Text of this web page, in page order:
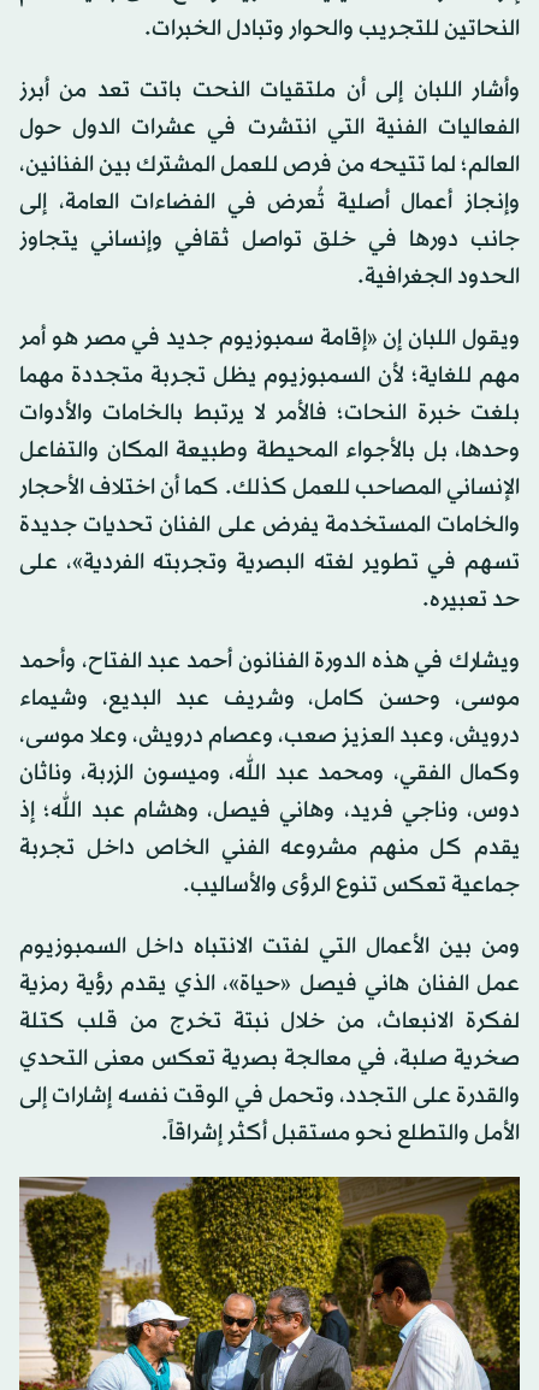
النحاتين للتجريب والحوار وتبادل الخبرات.
وأشار اللبان إلى أن ملتقيات النحت باتت تعد من أبرز
الفعاليات الفنية التي انتشرت في عشرات الدول حول
العالم؛ لما تتيحه من فرص للعمل المشترك بين الفنانين،
وإنجاز أعمال أصلية تُعرض في الفضاءات العامة، إلى
جانب دورها في خلق تواصل ثقافي وإنساني يتجاوز
الحدود الجغرافية.
ويقول اللبان إن «إقامة سمبوزيوم جديد في مصر هو أمر
مهم للغاية؛ لأن السمبوزيوم يظل تجربة متجددة مهما
بلغت خبرة النحات؛ فالأمر لا يرتبط بالخامات والأدوات
وحدها، بل بالأجواء المحيطة وطبيعة المكان والتفاعل
الإنساني المصاحب للعمل كذلك. كما أن اختلاف الأحجار
والخامات المستخدمة يفرض على الفنان تحديات جديدة
تسهم في تطوير لغته البصرية وتجربته الفردية»، على
حد تعبيره.
ويشارك في هذه الدورة الفنانون أحمد عبد الفتاح، وأحمد
موسى، وحسن كامل، وشريف عبد البديع، وشيماء
درويش، وعبد العزيز صعب، وعصام درويش، وعلا موسى،
وكمال الفقي، ومحمد عبد الله، وميسون الزربة، وناثان
دوس، وناجي فريد، وهاني فيصل، وهشام عبد الله؛ إذ
يقدم كل منهم مشروعه الفني الخاص داخل تجربة
جماعية تعكس تنوع الرؤى والأساليب.
ومن بين الأعمال التي لفتت الانتباه داخل السمبوزيوم
عمل الفنان هاني فيصل «حياة»، الذي يقدم رؤية رمزية
لفكرة الانبعاث، من خلال نبتة تخرج من قلب كتلة
صخرية صلبة، في معالجة بصرية تعكس معنى التحدي
والقدرة على التجدد، وتحمل في الوقت نفسه إشارات إلى
الأمل والتطلع نحو مستقبل أكثر إشراقاً.